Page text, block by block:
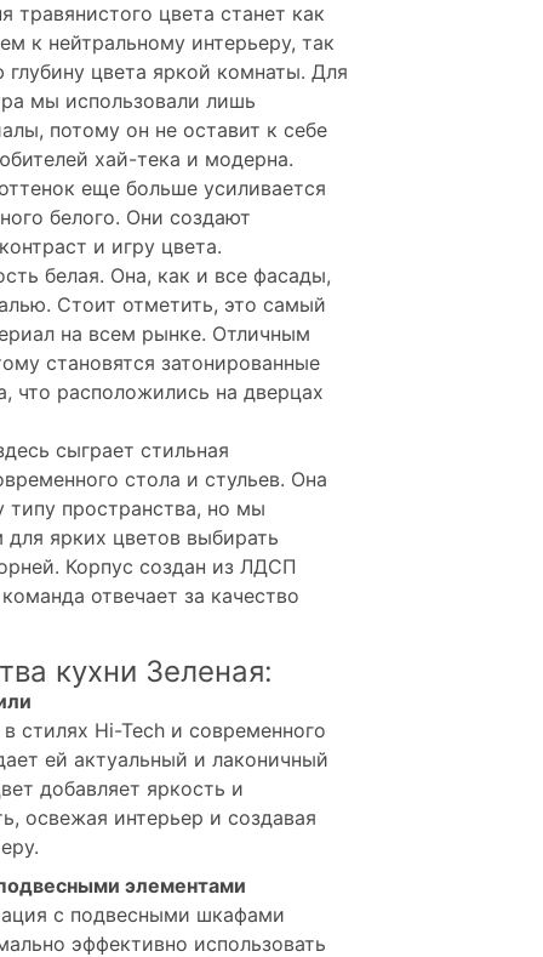
травянистого цвета станет как
к нейтральному интерьеру, так
глубину цвета яркой комнаты. Для
мы использовали лишь
потому он не оставит к себе
хай-тека и модерна.
еще больше усиливается
белого. Они создают
и игру цвета.
белая. Она, как и все фасады,
Стоит отметить, это самый
на всем рынке. Отличным
становятся затонированные
что расположились на дверцах
сыграет стильная
стола и стульев. Она
пространства, но мы
ярких цветов выбирать
Корпус создан из ЛДСП
отвечает за качество
кухни Зеленая:
стилях Hi-Tech и современного
ей актуальный и лаконичный
добавляет яркость и
освежая интерьер и создавая
элементами
с подвесными шкафами
эффективно использовать